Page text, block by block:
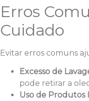
Erros
Cuidado
Evitar erros comuns
Excesso de
pode retirar a
Uso de Produtos